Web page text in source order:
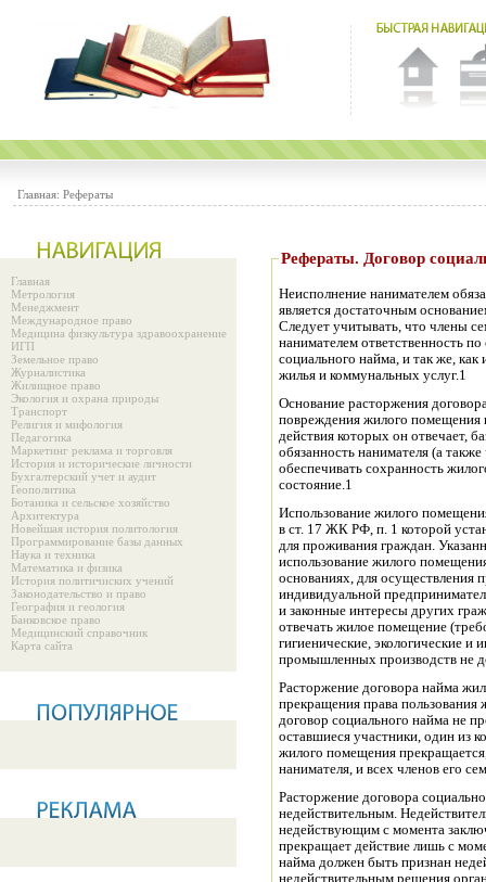
Главная: Рефераты
Главная
Метрология
Менеджмент
Международное право
Медицина физкультура здравоохранение
ИГП
Земельное право
Журналистика
Жилищное право
Экология и охрана природы
Транспорт
Религия и мифология
Педагогика
Маркетинг реклама и торговля
История и исторические личности
Бухгалтерский учет и аудит
Геополитика
Ботаника и сельское хозяйство
Архитектура
Новейшая история политология
Программирование базы данных
Наука и техника
Математика и физика
История политичиских учений
Законодательство и право
География и геология
Банковское право
Медицинский справочник
Карта сайта
Рефераты. Договор
Неисполнение нанимателем
является достаточным
Следует учитывать, что члены
нанимателем ответственность
социального найма, и так же,
жилья и коммунальных услуг.1
Основание расторжения
повреждения жилого помещения
действия которых он отвечает,
обязанность нанимателя (а
обеспечивать сохранность
состояние.1
Использование жилого
в ст. 17 ЖК РФ, п. 1 которой
для проживания граждан.
использование жилого
основаниях, для осуществления
индивидуальной
и законные интересы других
отвечать жилое помещение
гигиенические, экологические
промышленных производств не
Расторжение договора найма
прекращения права
договор социального найма не
оставшиеся участники, один из
жилого помещения
нанимателя, и всех членов его
Расторжение договора
недействительным.
недействующим с момента
прекращает действие лишь с
найма должен быть признан
недействительным решения